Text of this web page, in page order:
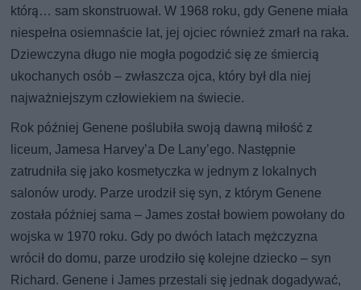
którą… sam skonstruował. W 1968 roku, gdy Genene miała
niespełna osiemnaście lat, jej ojciec również zmarł na raka.
Dziewczyna długo nie mogła pogodzić się ze śmiercią
ukochanych osób – zwłaszcza ojca, który był dla niej
najważniejszym człowiekiem na świecie.
Rok później Genene poślubiła swoją dawną miłość z
liceum, Jamesa Harvey’a De Lany’ego. Następnie
zatrudniła się jako kosmetyczka w jednym z lokalnych
salonów urody. Parze urodził się syn, z którym Genene
została później sama – James został bowiem powołany do
wojska w 1970 roku. Gdy po dwóch latach mężczyzna
wrócił do domu, parze urodziło się kolejne dziecko – syn
Richard. Genene i James przestali się jednak dogadywać,